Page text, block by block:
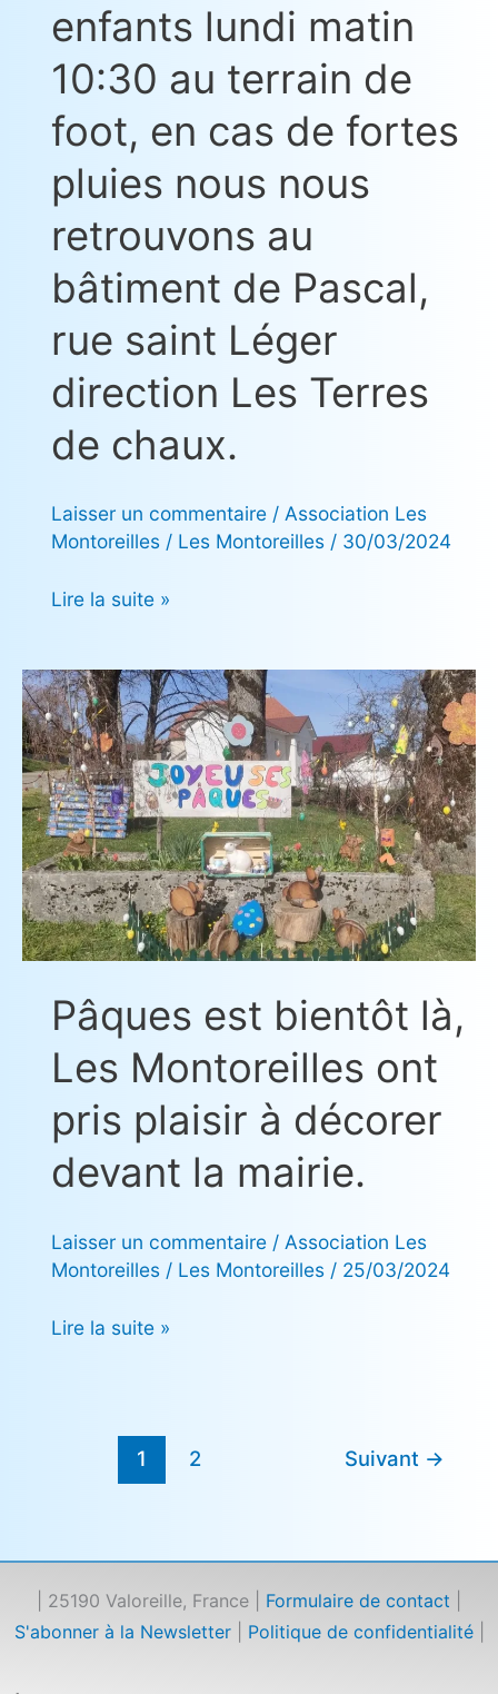
enfants lundi matin
10:30 au terrain de
foot, en cas de fortes
pluies nous nous
retrouvons au
bâtiment de Pascal,
rue saint Léger
direction Les Terres
de chaux.
Laisser un commentaire / Association Les
Montoreilles/ Les Montoreilles / 30/03/2024
prêt
pour
accueillir
enfants
lundi
matin
10:30
terrain
foot,
en
de
pluies
nous
retrouvons
bâtiment
de
Pascal,
rue
saint
Léger
direction
Les
Terres
de
Lire la suite »
Pâques est bientôt là,
Les Montoreilles ont
pris plaisir à décorer
devant la mairie.
Laisser un commentaire / Association Les
Montoreilles/ Les Montoreilles / 25/03/2024
Pâques
est
bientôt
là,
Les
Montoreilles
ont
pris
plaisir
à
décorer
devant
la
mairie.
Lire la suite »
1 2 Suivant →
| 25190 Valoreille, France | Formulaire de contact
S'abonner à la Newsletter| Politique de confidentialité|